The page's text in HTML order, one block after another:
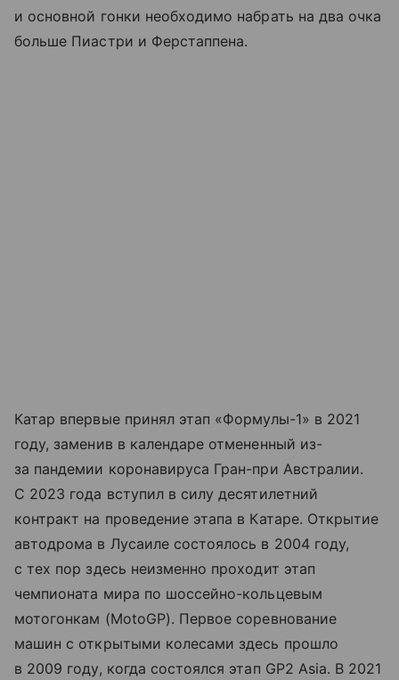
и основной гонки необходимо набрать на два очка
больше Пиастри и Ферстаппена.
Катар впервые принял этап «Формулы-1» в 2021
году, заменив в календаре отмененный из-
за пандемии коронавируса Гран-при Австралии.
С 2023 года вступил в силу десятилетний
контракт на проведение этапа в Катаре. Открытие
автодрома в Лусаиле состоялось в 2004 году,
с тех пор здесь неизменно проходит этап
чемпионата мира по шоссейно-кольцевым
мотогонкам (MotoGP). Первое соревнование
машин с открытыми колесами здесь прошло
в 2009 году, когда состоялся этап GP2 Asia. В 2021